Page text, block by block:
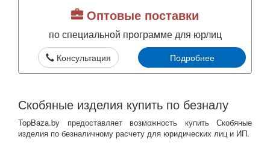
Оптовые поставки
по специальной программе для юрлиц
Консультация Подробнее
Скобяные изделия купить по безналу
TopBaza.by предоставляет возможность купить Скобяные
изделия по безналичному расчету для юридических лиц и ИП.